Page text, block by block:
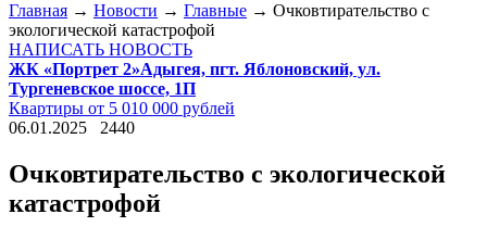
Главная → Новости → Главные → Очковтирательство с
экологической катастрофой
НАПИСАТЬ НОВОСТЬ
ЖК «Портрет 2»Адыгея, пгт. Яблоновский, ул.
Тургеневское шоссе, 1П
Квартиры от 5 010 000 рублей
06.01.2025
2440
Очковтирательство с экологической
катастрофой